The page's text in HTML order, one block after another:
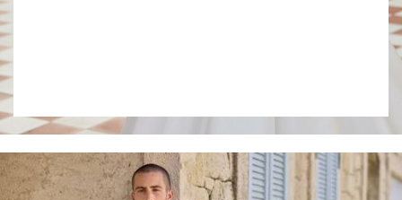
Collection 2027